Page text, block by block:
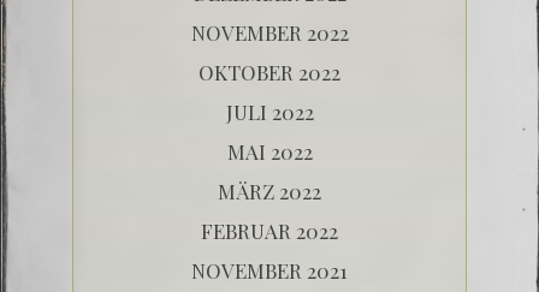
NOVEMBER 2022
OKTOBER 2022
JULI 2022
MAI 2022
MÄRZ 2022
FEBRUAR 2022
NOVEMBER 2021